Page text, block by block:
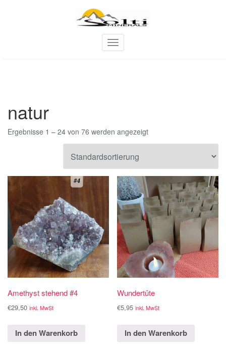
T
o
i
g
a
natur
Ergebnisse 1 – 24 von 76 werden angezeigt
Amethyst stehend #4
€29,50 inkl. MwSt
In den Warenkorb
Wundertüte
€5,95 inkl. MwSt
In den Warenkorb